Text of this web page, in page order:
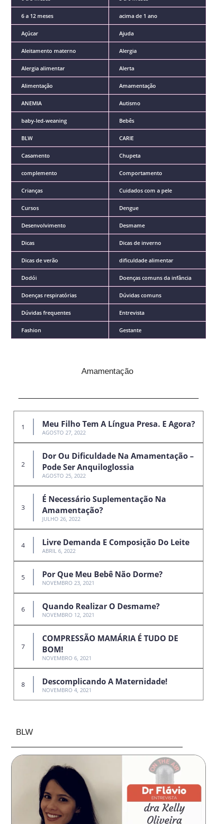
6 a 12 meses acima de 1 ano
Açúcar Ajuda
Aleitamento materno Alergia
Alergia alimentar Alerta
Alimentação Amamentação
ANEMIA Autismo
baby-led-weaning Bebês
BLW CARIE
Casamento Chupeta
complemento Comportamento
Crianças Cuidados com a pele
Cursos Dengue
Desenvolvimento Desmame
Dicas Dicas de inverno
Dicas de verão dificuldade alimentar
Dodói Doenças comuns da infância
Doenças respiratórias Dúvidas comuns
Dúvidas frequentes Entrevista
Fashion Gestante
Amamentação
Meu Filho Tem A Língua Presa. E Agora?
AGOSTO 27, 2022
Dor Ou Dificuldade Na Amamentação –
Pode Ser Anquiloglossia
AGOSTO 25, 2022
É Necessário Suplementação Na
Amamentação?
JULHO 26, 2022
Livre Demanda E Composição Do Leite
ABRIL 6, 2022
Por Que Meu Bebê Não Dorme?
NOVEMBRO 23, 2021
Quando Realizar O Desmame?
NOVEMBRO 12, 2021
COMPRESSÃO MAMÁRIA É TUDO DE
BOM!
NOVEMBRO 6, 2021
Descomplicando A Maternidade!
NOVEMBRO 4, 2021
BLW